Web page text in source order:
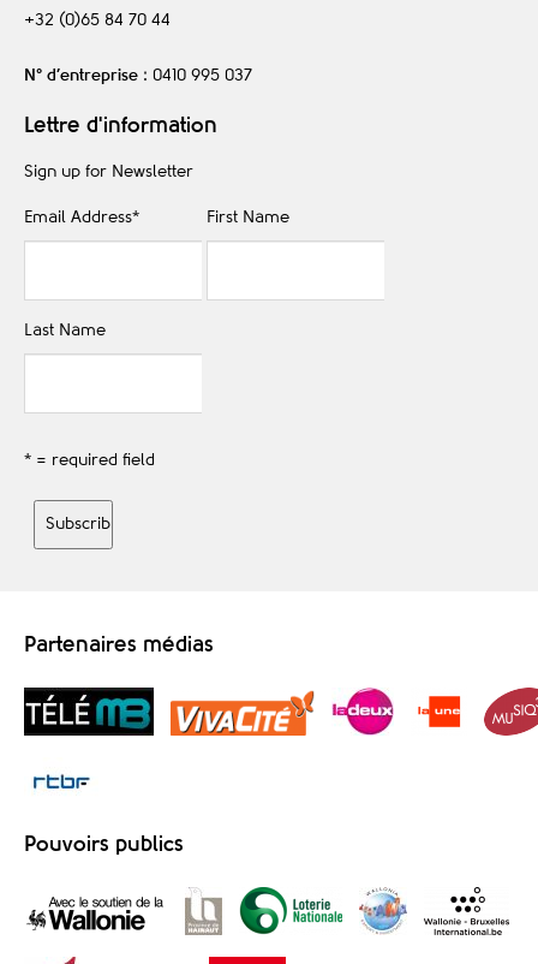
+32 (0)65 84 70 44
N° d’entreprise : 0410 995 037
Lettre d'information
Sign up for Newsletter
Email Address* First Name
Last Name
* = required field
Partenaires médias
Pouvoirs publics